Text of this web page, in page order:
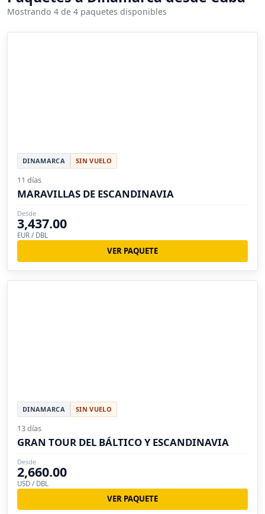
Mostrando 4 de 4 paquetes disponibles
DINAMARCA SIN VUELO
11 días
MARAVILLAS DE ESCANDINAVIA
Desde
3,437.00
EUR / DBL
VER PAQUETE
DINAMARCA SIN VUELO
13 días
GRAN TOUR DEL BÁLTICO Y ESCANDINAVIA
Desde
2,660.00
USD / DBL
VER PAQUETE